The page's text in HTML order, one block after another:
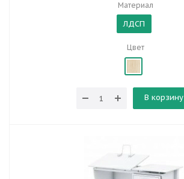
Материал
ЛДСП
Цвет
В корзину